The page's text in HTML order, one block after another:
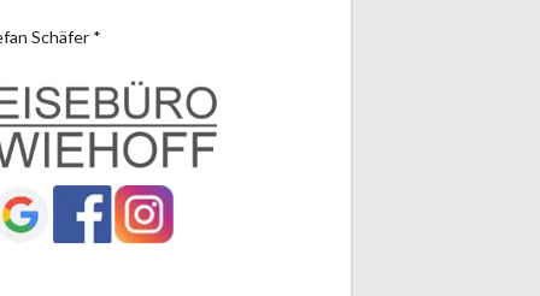
Schäfer *